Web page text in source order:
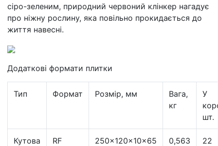
сіро-зеленим, природний червоний клінкер нагадує
про ніжну рослину, яка повільно прокидається до
життя навесні.
Додаткові формати плитки
Тип Формат Розмір, мм
Вага,
кг
У
шт.
Кутова RF 250×120×10×65 0,563 22